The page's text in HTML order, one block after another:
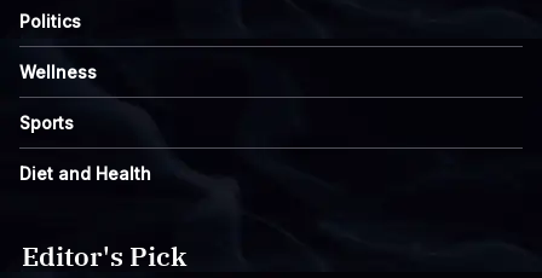
Politics
Wellness
Sports
Diet and Health
Editor's Pick